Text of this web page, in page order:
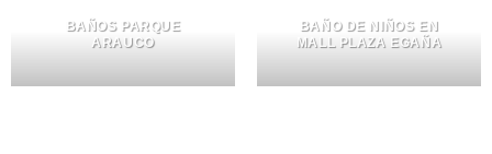
BAÑOS PARQUE
ARAUCO
BAÑO DE NIÑOS EN
MALL PLAZA EGAÑA